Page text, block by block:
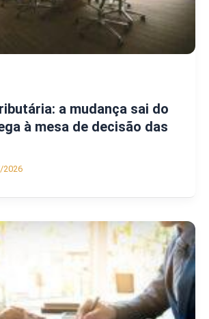
a mudança sai do
à mesa de decisão das
2026